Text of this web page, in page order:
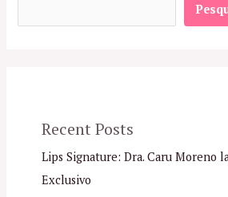
Recent Posts
Lips Signature: Dra. Caru Moreno
Exclusivo